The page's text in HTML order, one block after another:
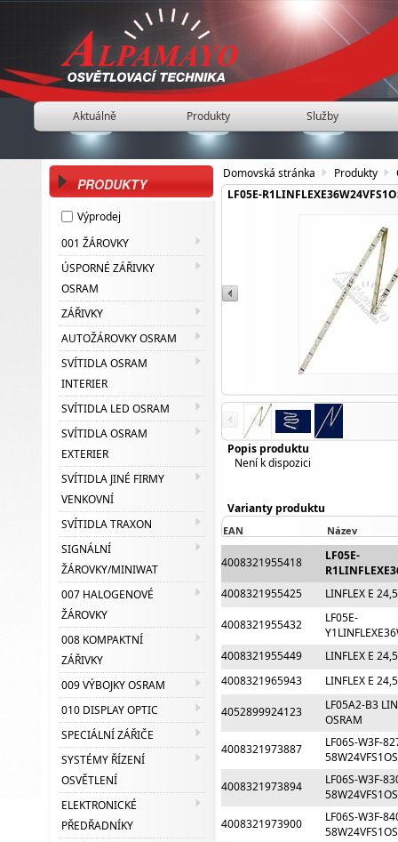
Aktuálně Produkty Služby
PRODUKTY
Výprodej
001 ŽÁROVKY
ÚSPORNÉ ZÁŘIVKY
OSRAM
ZÁŘIVKY
AUTOŽÁROVKY OSRAM
SVÍTIDLA OSRAM
INTERIER
SVÍTIDLA LED OSRAM
SVÍTIDLA OSRAM
EXTERIER
SVÍTIDLA JINÉ FIRMY
VENKOVNÍ
SVÍTIDLA TRAXON
SIGNÁLNÍ
ŽÁROVKY/MINIWAT
007 HALOGENOVÉ
ŽÁROVKY
008 KOMPAKTNÍ
ZÁŘIVKY
009 VÝBOJKY OSRAM
010 DISPLAY OPTIC
SPECIÁLNÍ ZÁŘIČE
SYSTÉMY ŘÍZENÍ
OSVĚTLENÍ
ELEKTRONICKÉ
PŘEDŘADNÍKY
Domovská stránka Produkty
LF05E-
Popis produktu
Není k dispozici
Varianty produktu
EAN Název
4008321955418
LF05E-
4008321955425
LINFLEX E
4008321955432
LF05E-
4008321955449
LINFLEX E
4008321965943
LINFLEX E
4052899924123
LF05A2-B3
OSRAM
4008321973887
LF06S-W3F-
4008321973894
LF06S-W3F-
4008321973900
LF06S-W3F-